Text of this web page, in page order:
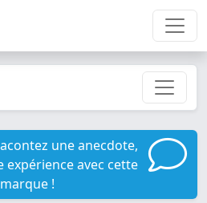
une anecdote,
expérience avec cette
marque !